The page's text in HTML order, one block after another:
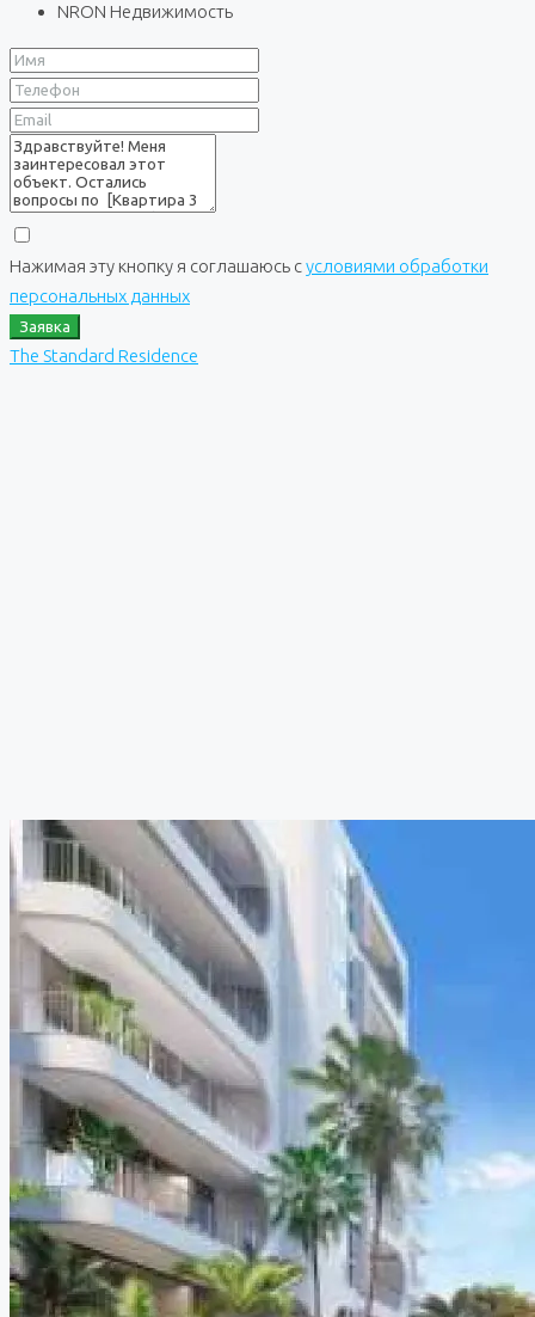
NRON Недвижимость
Нажимая эту кнопку я соглашаюсь сусловиями обработки
персональных данных
Заявка
The Standard Residence